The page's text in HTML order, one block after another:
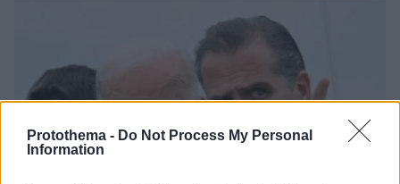
Protothema - Do Not Process My Personal
Information